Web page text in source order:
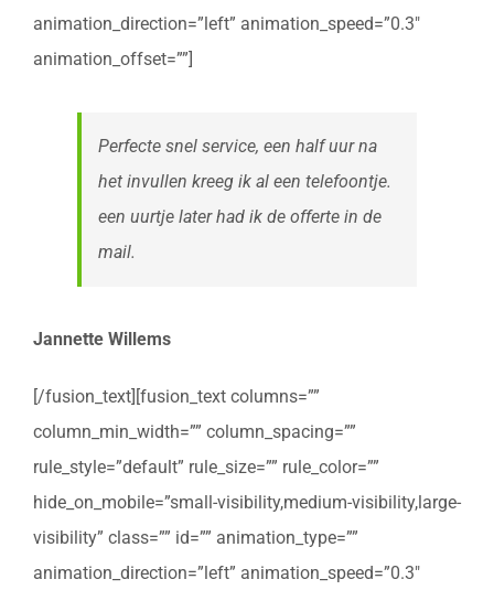
animation_direction=”left” animation_speed=”0.3″
animation_offset=””]
Perfecte snel service, een half uur na
het invullen kreeg ik al een telefoontje.
een uurtje later had ik de offerte in de
mail.
Jannette Willems
[/fusion_text][fusion_text columns=””
column_min_width=”” column_spacing=””
rule_style=”default” rule_size=”” rule_color=””
hide_on_mobile=”small-visibility,medium-visibility,large-
visibility” class=”” id=”” animation_type=””
animation_direction=”left” animation_speed=”0.3″